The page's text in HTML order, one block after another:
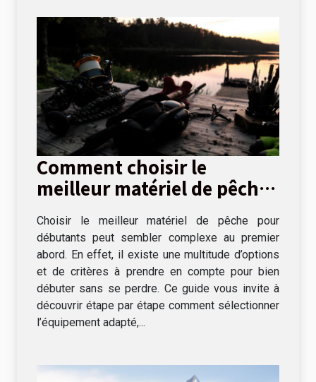
Comment choisir le
meilleur matériel de pêche
Choisir le meilleur matériel de pêche pour
débutants peut sembler complexe au premier
abord. En effet, il existe une multitude d’options
et de critères à prendre en compte pour bien
débuter sans se perdre. Ce guide vous invite à
découvrir étape par étape comment sélectionner
l’équipement adapté,...